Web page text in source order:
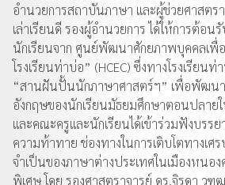
อำนวยการสถาบันภาษา และผู้ช่วยศาสต
เล่าเรียนดี รองผู้อำนวยการ ได้ให้การต้อน
นักเรียนจาก ศูนย์พัฒนาศักยภาพบุคคลเพื่อ
โรงเรียนท่าบ่อ” (HCEC) ซึ่งทางโรงเรียนท่
“สานฝันปั้นนักภาษาศาสตร์ฯ” เพื่อพัฒน
อังกฤษของนักเรียนมัธยมศึกษาตอนปลาย
และคณะครูและนักเรียนได้เข้าร่วมฟังบรรย
ความท้าทาย ช่องทางในการเติบโตทางเศ
จำเป็นของภาษาต่างประเทศในเมืองหนอง
พิเศษ โดย รองศาสตราจารย์ ดร.จิรดา วุ